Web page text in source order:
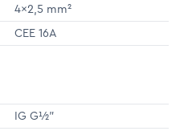
4x2,5 mm²
CEE 16A
IG G½"